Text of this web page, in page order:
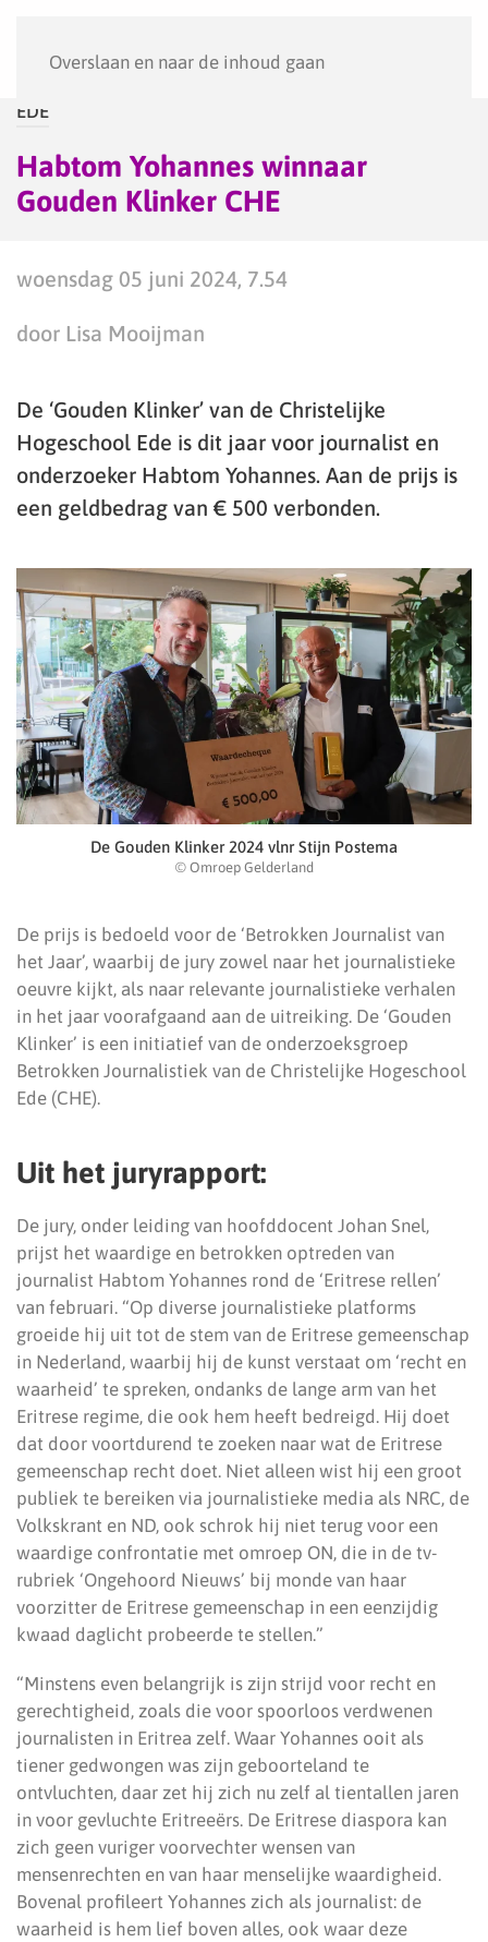
Overslaan en naar de inhoud gaan
EDE
Habtom Yohannes winnaar
Gouden Klinker CHE
woensdag 05 juni 2024, 7.54
door Lisa Mooijman
De ‘Gouden Klinker’ van de Christelijke
Hogeschool Ede is dit jaar voor journalist en
onderzoeker Habtom Yohannes. Aan de prijs is
een geldbedrag van € 500 verbonden.
De Gouden Klinker 2024 vlnr Stijn Postema
© Omroep Gelderland
De prijs is bedoeld voor de ‘Betrokken Journalist van
het Jaar’, waarbij de jury zowel naar het journalistieke
oeuvre kijkt, als naar relevante journalistieke verhalen
in het jaar voorafgaand aan de uitreiking. De ‘Gouden
Klinker’ is een initiatief van de onderzoeksgroep
Betrokken Journalistiek van de Christelijke Hogeschool
Ede (CHE).
Uit het juryrapport:
De jury, onder leiding van hoofddocent Johan Snel,
prijst het waardige en betrokken optreden van
journalist Habtom Yohannes rond de ‘Eritrese rellen’
van februari. “Op diverse journalistieke platforms
groeide hij uit tot de stem van de Eritrese gemeenschap
in Nederland, waarbij hij de kunst verstaat om ‘recht en
waarheid’ te spreken, ondanks de lange arm van het
Eritrese regime, die ook hem heeft bedreigd. Hij doet
dat door voortdurend te zoeken naar wat de Eritrese
gemeenschap recht doet. Niet alleen wist hij een groot
publiek te bereiken via journalistieke media als NRC, de
Volkskrant en ND, ook schrok hij niet terug voor een
waardige confrontatie met omroep ON, die in de tv-
rubriek ‘Ongehoord Nieuws’ bij monde van haar
voorzitter de Eritrese gemeenschap in een eenzijdig
kwaad daglicht probeerde te stellen.”
“Minstens even belangrijk is zijn strijd voor recht en
gerechtigheid, zoals die voor spoorloos verdwenen
journalisten in Eritrea zelf. Waar Yohannes ooit als
tiener gedwongen was zijn geboorteland te
ontvluchten, daar zet hij zich nu zelf al tientallen jaren
in voor gevluchte Eritreeërs. De Eritrese diaspora kan
zich geen vuriger voorvechter wensen van
mensenrechten en van haar menselijke waardigheid.
Bovenal profileert Yohannes zich als journalist: de
waarheid is hem lief boven alles, ook waar deze